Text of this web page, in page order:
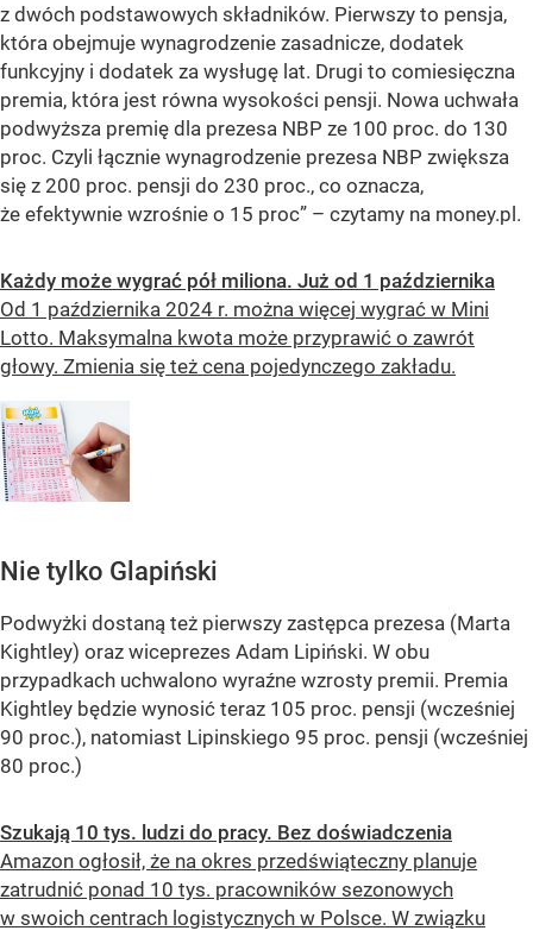
z dwóch podstawowych składników. Pierwszy to pensja,
która obejmuje wynagrodzenie zasadnicze, dodatek
funkcyjny i dodatek za wysługę lat. Drugi to comiesięczna
premia, która jest równa wysokości pensji. Nowa uchwała
podwyższa premię dla prezesa NBP ze 100 proc. do 130
proc. Czyli łącznie wynagrodzenie prezesa NBP zwiększa
się z 200 proc. pensji do 230 proc., co oznacza,
że efektywnie wzrośnie o 15 proc” – czytamy na money.pl.
Każdy może wygrać pół miliona. Już od 1 października
Od 1 października 2024 r. można więcej wygrać w Mini
Lotto. Maksymalna kwota może przyprawić o zawrót
głowy. Zmienia się też cena pojedynczego zakładu.
Nie tylko Glapiński
Podwyżki dostaną też pierwszy zastępca prezesa (Marta
Kightley) oraz wiceprezes Adam Lipiński. W obu
przypadkach uchwalono wyraźne wzrosty premii. Premia
Kightley będzie wynosić teraz 105 proc. pensji (wcześniej
90 proc.), natomiast Lipinskiego 95 proc. pensji (wcześniej
80 proc.)
Szukają 10 tys. ludzi do pracy. Bez doświadczenia
Amazon ogłosił, że na okres przedświąteczny planuje
zatrudnić ponad 10 tys. pracowników sezonowych
w swoich centrach logistycznych w Polsce. W związku